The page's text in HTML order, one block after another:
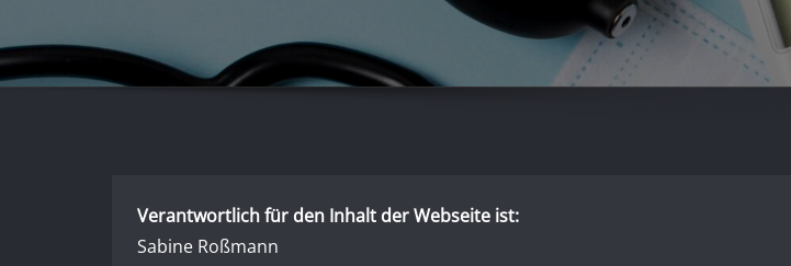
Verantwortlich für den Inhalt der Webseite ist:
Sabine Roßmann